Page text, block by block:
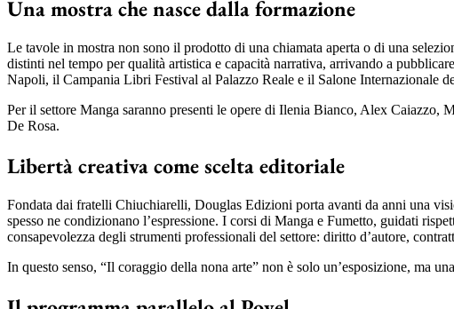
Una mostra che nasce dalla formazione
Le tavole in mostra non sono il prodotto di una chiamata aperta o di una
distinti nel tempo per qualità artistica e capacità narrativa, arrivando a
Napoli, il Campania Libri Festival al Palazzo Reale e il Salone Internazionale
Per il settore Manga saranno presenti le opere di Ilenia Bianco, Alex
De Rosa.
Libertà creativa come scelta editoriale
Fondata dai fratelli Chiuchiarelli, Douglas Edizioni porta avanti da anni una
spesso ne condizionano l’espressione. I corsi di Manga e Fumetto, guidati
consapevolezza degli strumenti professionali del settore: diritto d’autore,
In questo senso, “Il coraggio della nona arte” non è solo un’esposizione, ma